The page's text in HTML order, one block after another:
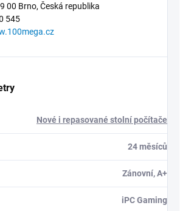
00 Brno, Česká republika
545
Nové i repasované stolní počítače
24 měsíců
Zánovní, A+
iPC Gaming